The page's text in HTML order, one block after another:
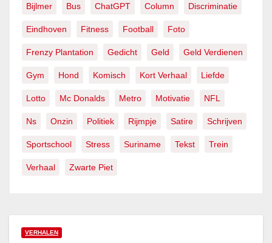
Bijlmer Bus ChatGPT Column Discriminatie
Eindhoven Fitness Football Foto
Frenzy Plantation Gedicht Geld Geld Verdienen
Gym Hond Komisch Kort Verhaal Liefde
Lotto Mc Donalds Metro Motivatie NFL
Ns Onzin Politiek Rijmpje Satire Schrijven
Sportschool Stress Suriname Tekst Trein
Verhaal Zwarte Piet
VERHALEN